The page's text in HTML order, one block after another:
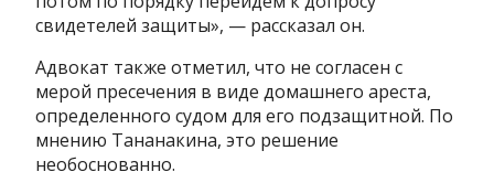
свидетелей защиты», — рассказал он.
Адвокат также отметил, что не согласен с
мерой пресечения в виде домашнего ареста,
определенного судом для его подзащитной. По
мнению Тананакина, это решение
необоснованно.